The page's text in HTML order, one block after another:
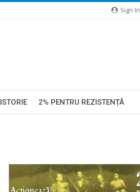
Sign In
ISTORIE 2% PENTRU REZISTENȚĂ